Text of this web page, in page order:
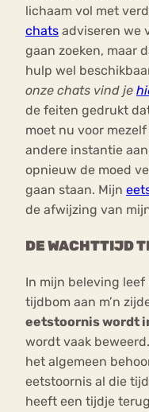
lichaam vol met
chats adviseren we
gaan zoeken, maar
hulp wel
onze chats vind je
de feiten gedrukt
moet nu voor
andere instantie
opnieuw de moed
gaan staan. Mijn
de afwijzing van
DE WACHTTIJD
In mijn beleving
tijdbom aan m’n
eetstoornis wordt
wordt vaak
het algemeen
eetstoornis al die
heeft een tijdje terug